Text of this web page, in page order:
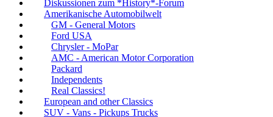
Diskussionen zum *History*-Forum
Amerikanische Automobilwelt
GM - General Motors
Ford USA
Chrysler - MoPar
AMC - American Motor Corporation
Packard
Independents
Real Classics!
European and other Classics
SUV - Vans - Pickups Trucks